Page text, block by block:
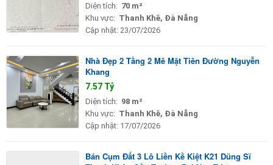
Diện tích: 70 m²
Khu vực: Thanh Khê, Đà Nẵng
Cập nhật: 23/07/2026
Nhà Đẹp 2 Tầng 2 Mê Mặt Tiên Đường Nguyễn
Khang
7.57 Tỷ
Diện tích: 98 m²
Khu vực: Thanh Khê, Đà Nẵng
Cập nhật: 17/07/2026
Bán Cụm Đất 3 Lô Liền Kề Kiệt K21 Dũng Sĩ